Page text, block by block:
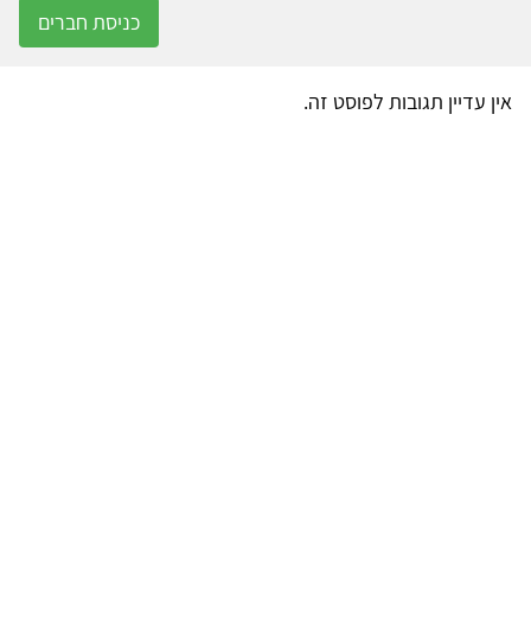
כניסת חברים
אין עדיין תגובות לפוסט זה.